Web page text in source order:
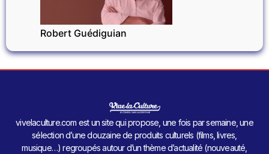
Robert Guédiguian
vivelaculture.com est un site qui propose, une fois par semaine, une
sélection d’une douzaine de produits culturels (films, livres,
musique…) regroupés autour d’un thème d’actualité (nouveauté,